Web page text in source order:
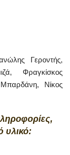
Γεροντής,
Φραγκίσκος
Νίκος
υλικό: